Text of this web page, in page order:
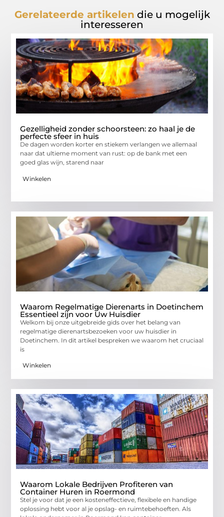
Gerelateerde artikelen die u mogelijk
interesseren
Gezelligheid zonder schoorsteen: zo haal je de
perfecte sfeer in huis
De dagen worden korter en stiekem verlangen we allemaal
naar dat ultieme moment van rust: op de bank met een
goed glas wijn, starend naar
Winkelen
Waarom Regelmatige Dierenarts in Doetinchem
Essentieel zijn voor Uw Huisdier
Welkom bij onze uitgebreide gids over het belang van
regelmatige dierenartsbezoeken voor uw huisdier in
Doetinchem. In dit artikel bespreken we waarom het cruciaal
is
Winkelen
Waarom Lokale Bedrijven Profiteren van
Container Huren in Roermond
Stel je voor dat je een kosteneffectieve, flexibele en handige
oplossing hebt voor al je opslag- en ruimtebehoeften. Als